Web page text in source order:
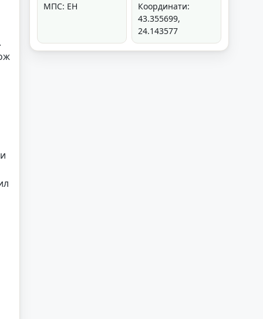
МПС: ЕН
Координати:
43.355699,
24.143577